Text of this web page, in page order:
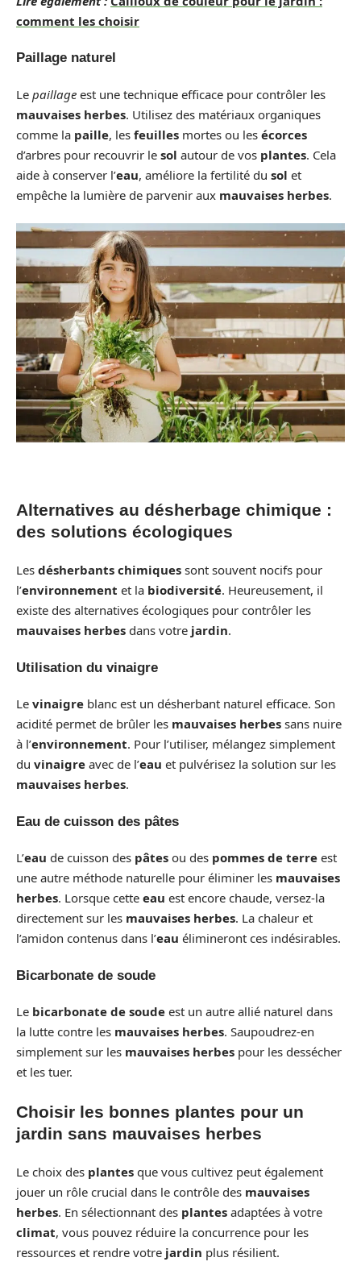
comment les choisir
Paillage naturel
Le paillage est une technique efficace pour contrôler les
mauvaises herbes. Utilisez des matériaux organiques
comme la paille, les feuilles mortes ou les écorces
d’arbres pour recouvrir le sol autour de vos plantes. Cela
aide à conserver l’eau, améliore la fertilité du sol et
empêche la lumière de parvenir aux mauvaises herbes.
Alternatives au désherbage chimique :
des solutions écologiques
Les désherbants chimiques sont souvent nocifs pour
l’environnement et la biodiversité. Heureusement, il
existe des alternatives écologiques pour contrôler les
mauvaises herbes dans votre jardin.
Utilisation du vinaigre
Le vinaigre blanc est un désherbant naturel efficace. Son
acidité permet de brûler les mauvaises herbes sans nuire
à l’environnement. Pour l’utiliser, mélangez simplement
du vinaigre avec de l’eau et pulvérisez la solution sur les
mauvaises herbes.
Eau de cuisson des pâtes
L’eau de cuisson des pâtes ou des pommes de terre est
une autre méthode naturelle pour éliminer les mauvaises
herbes. Lorsque cette eau est encore chaude, versez-la
directement sur les mauvaises herbes. La chaleur et
l’amidon contenus dans l’eau élimineront ces indésirables.
Bicarbonate de soude
Le bicarbonate de soude est un autre allié naturel dans
la lutte contre les mauvaises herbes. Saupoudrez-en
simplement sur les mauvaises herbes pour les dessécher
et les tuer.
Choisir les bonnes plantes pour un
jardin sans mauvaises herbes
Le choix des plantes que vous cultivez peut également
jouer un rôle crucial dans le contrôle des mauvaises
herbes. En sélectionnant des plantes adaptées à votre
climat, vous pouvez réduire la concurrence pour les
ressources et rendre votre jardin plus résilient.